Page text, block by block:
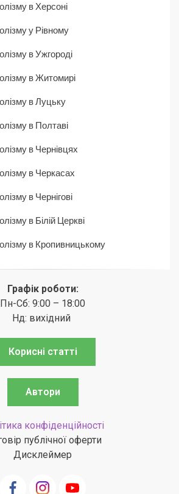
в Херсоні
у Рівному
в Ужгороді
в Житомирі
в Луцьку
в Полтаві
в Чернівцях
в Черкасах
в Чернігові
в Білій Церкві
в Кропивницькому
Графік роботи:
Пн-Сб: 9:00 – 18:00
Нд: вихідний
Корисні статті
Автори
конфіденційності
публічної оферти
Дисклеймер